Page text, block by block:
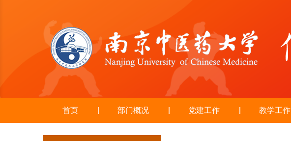
首页 部门概况 党建工作 教学工作